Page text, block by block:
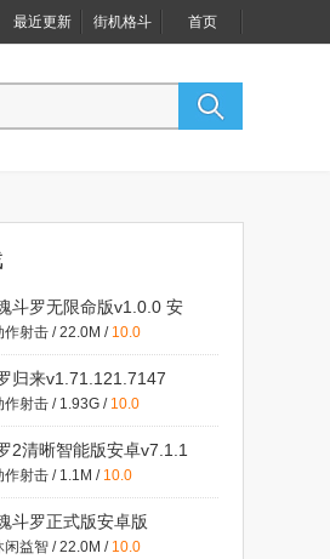
最近更新 街机格斗 首页
斗罗无限命版v1.0.0 安
作射击 / 22.0M / 10.0
归来v1.71.121.7147
作射击 / 1.93G / 10.0
2清晰智能版安卓v7.1.1
作射击 / 1.1M / 10.0
斗罗正式版安卓版
闲益智 / 22.0M / 10.0